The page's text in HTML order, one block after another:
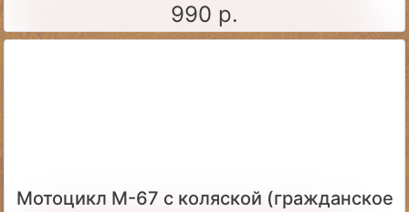
990 р.
Мотоцикл М-67 с коляской (гражданское